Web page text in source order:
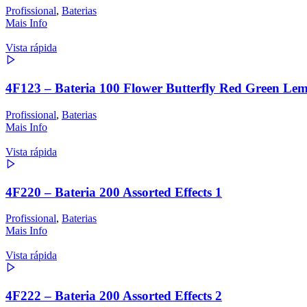
Profissional, Baterias
Mais Info
Vista rápida
4F123 – Bateria 100 Flower Butterfly Red Green
Profissional, Baterias
Mais Info
Vista rápida
4F220 – Bateria 200 Assorted Effects 1
Profissional, Baterias
Mais Info
Vista rápida
4F222 – Bateria 200 Assorted Effects 2